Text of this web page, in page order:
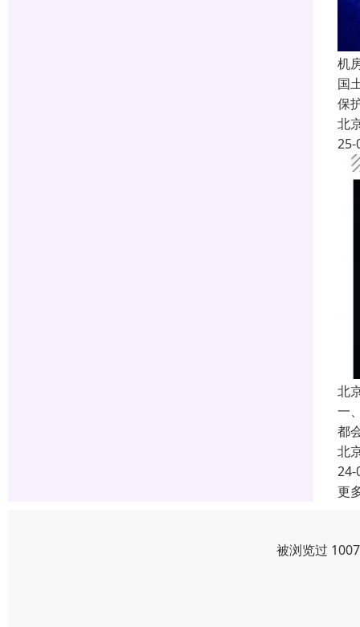
机
国
保
北
25-
北
一
都
北
24-
更
被浏览过